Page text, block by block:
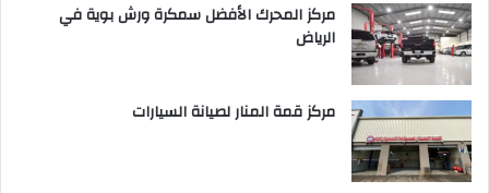
مركز المحرك الأفضل سمكرة ورش بوية في
الرياض
مركز قمة المنار لصيانة السيارات